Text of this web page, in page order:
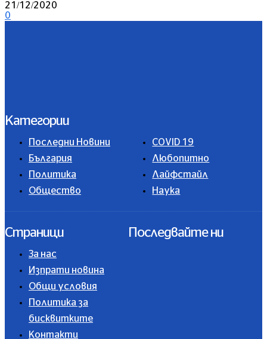
21/12/2020
0
Категории
Последни Новини
България
Политика
Общество
COVID 19
Любопитно
Лайфстайл
Наука
Страници
За нас
Изпрати новина
Общи условия
Политика за
бисквитките
Контакти
Последвайте ни